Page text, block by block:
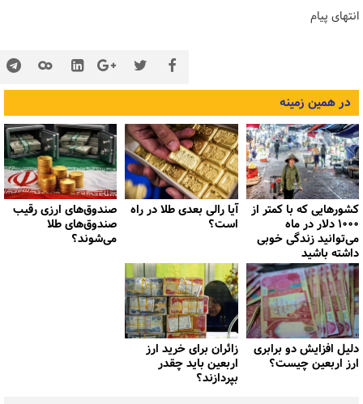
انتهای پیام
در همین زمینه
کشورهایی که با کمتر از
۱۰۰۰ دلار در ماه
می‌توانید زندگی خوبی
داشته باشید
آیا رالی بعدی طلا در راه
است؟
صندوق‌های ارزی رقیب
صندوق‌های طلا
می‌شوند؟
دلیل افزایش دو برابری
ارز اربعین چیست؟
زائران برای خرید ارز
اربعین باید چقدر
بپردازند؟